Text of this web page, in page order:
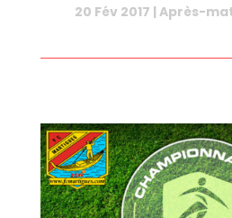
20 Fév 2017 | Après-